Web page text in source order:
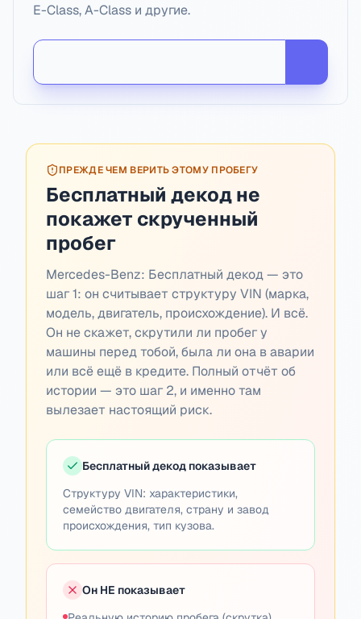
E-Class, A-Class и другие.
ПРЕЖДЕ ЧЕМ ВЕРИТЬ ЭТОМУ ПРОБЕГУ
Бесплатный декод не
покажет скрученный
пробег
Mercedes-Benz: Бесплатный декод — это
шаг 1: он считывает структуру VIN (марка,
модель, двигатель, происхождение). И всё.
Он не скажет, скрутили ли пробег у
машины перед тобой, была ли она в аварии
или всё ещё в кредите. Полный отчёт об
истории — это шаг 2, и именно там
вылезает настоящий риск.
Бесплатный декод показывает
Структуру VIN: характеристики,
семейство двигателя, страну и завод
происхождения, тип кузова.
Он НЕ показывает